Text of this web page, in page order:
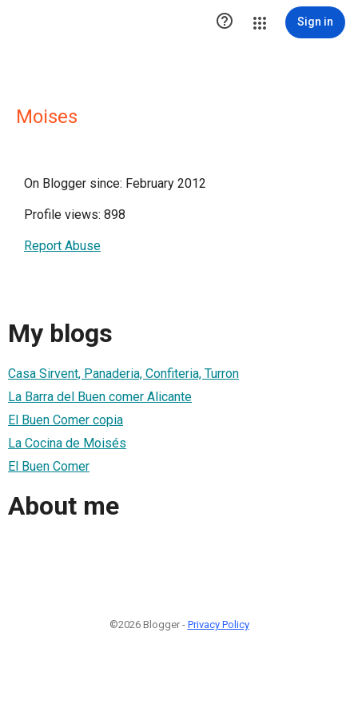
 Sign in
Moises
On Blogger since: February 2012
Profile views: 898
Report Abuse
My blogs
Casa Sirvent, Panaderia, Confiteria, Turron
La Barra del Buen comer Alicante
El Buen Comer copia
La Cocina de Moisés
El Buen Comer
About me
©2026 Blogger - Privacy Policy